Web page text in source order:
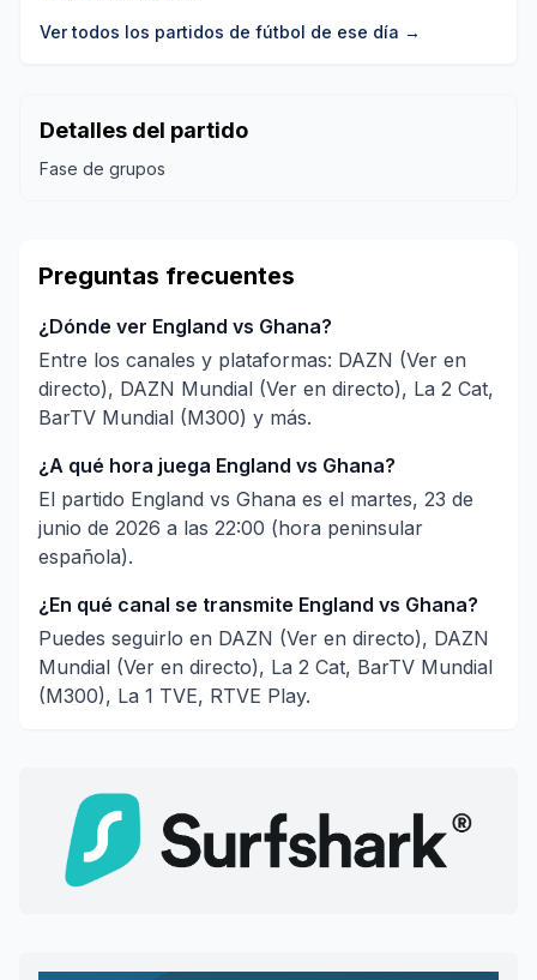
Ver todos los partidos de fútbol de ese día →
Detalles del partido
Fase de grupos
Preguntas frecuentes
¿Dónde ver England vs Ghana?
Entre los canales y plataformas: DAZN (Ver en
directo), DAZN Mundial (Ver en directo), La 2 Cat,
BarTV Mundial (M300) y más.
¿A qué hora juega England vs Ghana?
El partido England vs Ghana es el martes, 23 de
junio de 2026 a las 22:00 (hora peninsular
española).
¿En qué canal se transmite England vs Ghana?
Puedes seguirlo en DAZN (Ver en directo), DAZN
Mundial (Ver en directo), La 2 Cat, BarTV Mundial
(M300), La 1 TVE, RTVE Play.